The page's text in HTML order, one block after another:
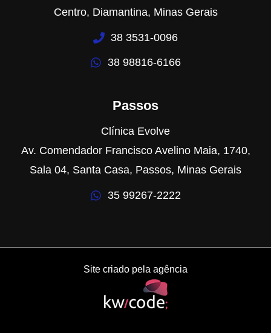
Centro, Diamantina, Minas Gerais
38 3531-0096
38 98816-6166
Passos
Clínica Evolve
Av. Comendador Francisco Avelino Maia, 1740,
Sala 04, Santa Casa, Passos, Minas Gerais
35 99267-2222
Site criado pela agência